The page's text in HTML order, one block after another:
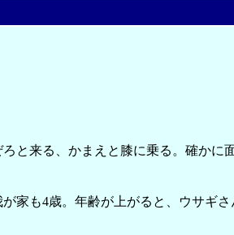
と来る、かまえと膝に乗る。確かに
家も4歳。年齢が上がると、ウサギ